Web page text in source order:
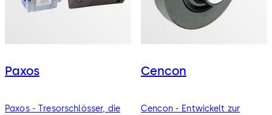
Paxos
Paxos - Tresorschlösser, die
Cencon
Cencon - Entwickelt zur